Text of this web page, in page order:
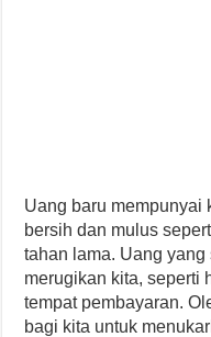
Uang baru mempunyai
bersih dan mulus
tahan lama. Uang
merugikan kita, seperti
tempat pembayaran.
bagi kita untuk